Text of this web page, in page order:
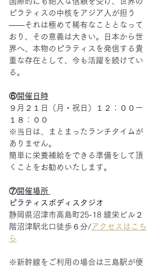
ピラティスの中核をアジア人が担う
――それは極めて稀有なこととなって
おり、その意義は大きい。日本から世
界へ、本物のピラティスを発信する貴
重な存在として、今も活躍を続けてい
る。
⑥開催日時
９月２１日（月・祝日）１２：００ー
１８：００
※当日は、まとまったランチタイムが
ありません。
簡単に栄養補給をできる準備をして頂
くことをお勧めいたします。
⑦開催場所
ピラティスボディスタジオ
静岡県沼津市高島町25-18 綾栄ビル２
階沼津駅北口徒歩６分/アクセスはこち
ら
※新幹線をご利用の場合は三島駅が便